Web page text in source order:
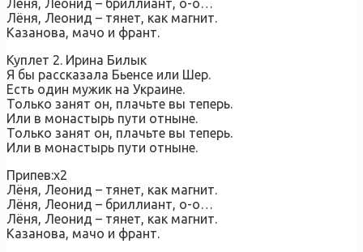
Лёня, Леонид – бриллиант, о-о…
Лёня, Леонид – тянет, как магнит.
Казанова, мачо и франт.
Куплет 2. Ирина Билык
Я бы рассказала Бьенсе или Шер.
Есть один мужик на Украине.
Только занят он, плачьте вы теперь.
Или в монастырь пути отныне.
Только занят он, плачьте вы теперь.
Или в монастырь пути отныне.
Припев:х2
Лёня, Леонид – тянет, как магнит.
Лёня, Леонид – бриллиант, о-о…
Лёня, Леонид – тянет, как магнит.
Казанова, мачо и франт.